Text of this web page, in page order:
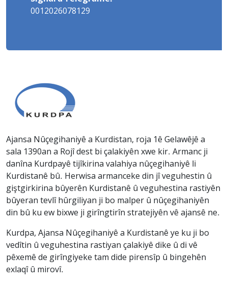
0012026078129
Ajansa Nûçegihaniyê a Kurdistan, roja 1ê Gelawêjê a
sala 1390an a Rojî dest bi çalakiyên xwe kir. Armanc ji
danîna Kurdpayê tijîkirina valahiya nûçegihaniyê li
Kurdistanê bû. Herwisa armanceke din jî veguhestin û
giştgirkirina bûyerên Kurdistanê û veguhestina rastiyên
bûyeran tevlî hûrgiliyan ji bo malper û nûçegihaniyên
din bû ku ew bixwe ji girîngtirîn stratejiyên vê ajansê ne.
Kurdpa, Ajansa Nûçegihaniyê a Kurdistanê ye ku ji bo
vedîtin û veguhestina rastiyan çalakiyê dike û di vê
pêxemê de girîngiyeke tam dide pirensîp û bingehên
exlaqî û mirovî.